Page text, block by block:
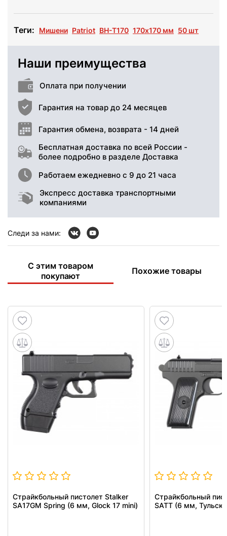
Теги: Мишени Patriot BH-T170 170х170 мм 50 шт
Наши преимущества
Оплата при получении
Гарантия на товар до 24 месяцев
Гарантия обмена, возврата - 14 дней
Бесплатная доставка по всей России -
более подробно в разделе Доставка
Работаем ежедневно с 9 до 21 часа
Экспресс доставка транспортными
компаниями
Следи за нами:
С этим товаром
покупают
Похожие товары
Страйкбольный пистолет Stalker
SA17GM Spring (6 мм, Glock 17 mini)
Страйкбольный
SATT (6 мм,